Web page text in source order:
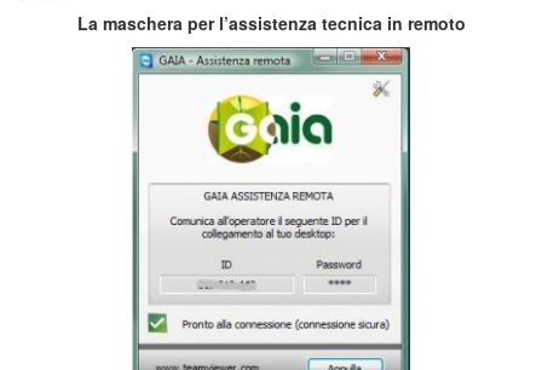
La maschera per l’assistenza tecnica in remoto